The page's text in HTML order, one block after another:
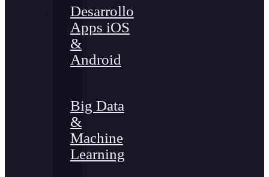
Desarrollo
Apps iOS
&
Android
Big Data
&
Machine
Learning